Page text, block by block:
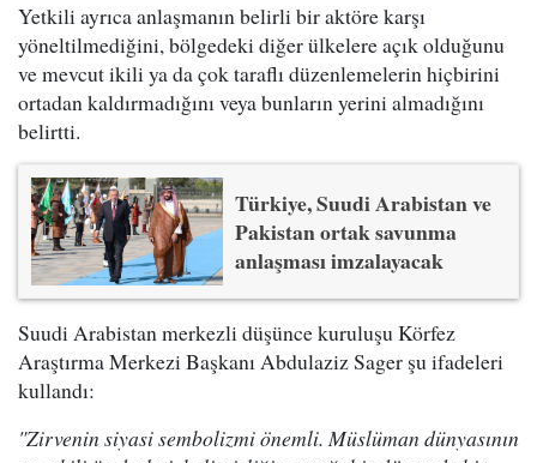
Yetkili ayrıca anlaşmanın belirli bir aktöre karşı
yöneltilmediğini, bölgedeki diğer ülkelere açık olduğunu
ve mevcut ikili ya da çok taraflı düzenlemelerin hiçbirini
ortadan kaldırmadığını veya bunların yerini almadığını
belirtti.
Türkiye, Suudi Arabistan ve
Pakistan ortak savunma
anlaşması imzalayacak
Suudi Arabistan merkezli düşünce kuruluşu Körfez
Araştırma Merkezi Başkanı Abdulaziz Sager şu ifadeleri
kullandı:
"Zirvenin siyasi sembolizmi önemli. Müslüman dünyasının